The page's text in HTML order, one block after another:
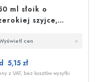
ml słoik o
szyjce,
cen
5,15 zł
z VAT, bez kosztów wysyłki